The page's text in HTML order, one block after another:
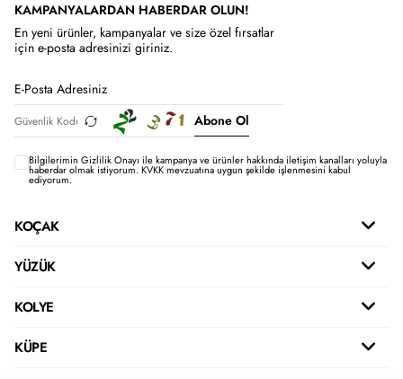
KAMPANYALARDAN HABERDAR OLUN!
En yeni ürünler, kampanyalar ve size özel fırsatlar
için e-posta adresinizi giriniz.
Abone Ol
Bilgilerimin Gizlilik Onayı ile kampanya ve ürünler hakkında iletişim kanalları yoluyla
haberdar olmak istiyorum.KVKK mevzuatına uygun şekilde işlenmesini kabul
ediyorum.
KOÇAK
YÜZÜK
KOLYE
KÜPE